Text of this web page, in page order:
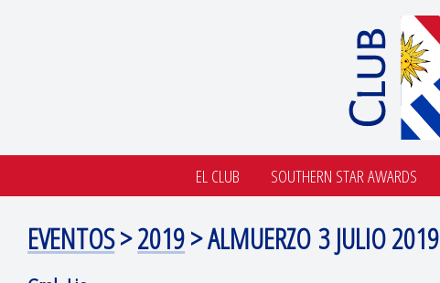
EL CLUB SOUTHERN STAR AWARDS
EVENTOS>2019> ALMUERZO 3 JULIO 2019